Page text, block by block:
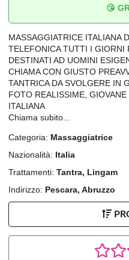
😘
MASSAGGIATRICE ITALIANA
TELEFONICA TUTTI I GIORNI
DESTINATI AD UOMINI
CHIAMA CON GIUSTO
TANTRICA DA SVOLGERE IN
FOTO REALISSIME,
ITALIANA
Chiama subito...
Categoria: Massaggiatrice
Nazionalità: Italia
Trattamenti: Tantra, Lingam
Indirizzo: Pescara, Abruzzo